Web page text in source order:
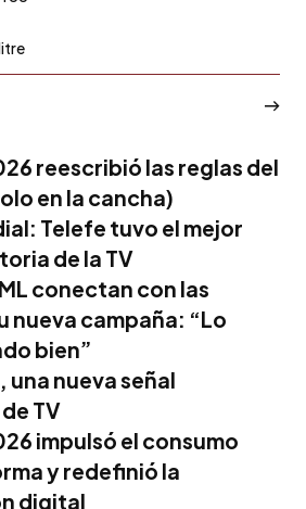
reescribió las reglas del
en la cancha)
Telefe tuvo el mejor
de la TV
conectan con las
nueva campaña: “Lo
bien”
una nueva señal
TV
impulsó el consumo
y redefinió la
digital